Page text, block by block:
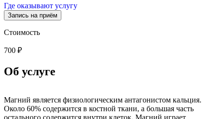
Где оказывают услугу
Запись на приём
Стоимость
700 ₽
Об услуге
Магний является физиологическим антагонистом кальция.
Около 60% содержится в костной ткани, а большая часть
остального содержится внутри клеток. Магний играет